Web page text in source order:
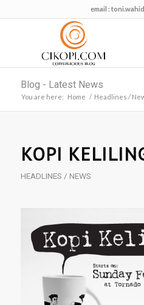
email :
Blog - Latest News
You are here: Home / Headlines /
KOPI
HEADLINES / NEWS